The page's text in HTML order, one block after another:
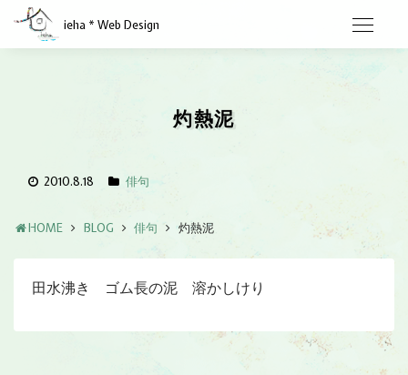
ieha * Web Design
灼熱泥
2010.8.18 俳句
HOME BLOG 俳句 灼熱泥
田水沸き ゴム長の泥 溶かしけり